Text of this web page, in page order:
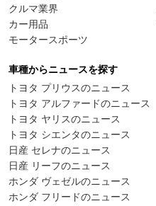
クルマ業界
カー用品
モータースポーツ
車種からニュースを探す
トヨタ プリウスのニュース
トヨタ アルファードのニュース
トヨタ ヤリスのニュース
トヨタ シエンタのニュース
日産 セレナのニュース
日産 リーフのニュース
ホンダ ヴェゼルのニュース
ホンダ フリードのニュース